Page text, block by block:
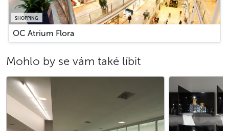
SHOPPING
OC Atrium Flora
Mohlo by se vám také líbit